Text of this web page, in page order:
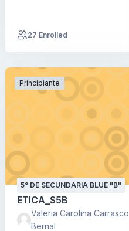
27 Enrolled
Principiante
5° DE SECUNDARIA BLUE "B"
ETICA_S5B
Valeria Carolina Carrasco
Bernal